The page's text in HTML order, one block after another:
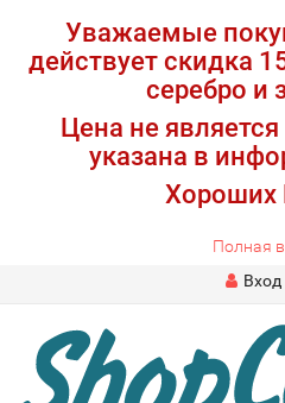
Уважаемые
действует скидка
серебро и
Цена не
указана в
Хороших
Полная
Вход